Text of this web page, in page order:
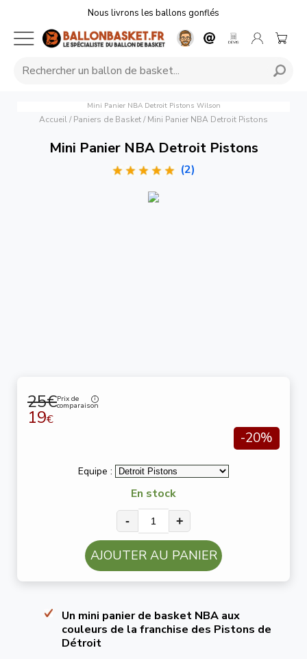
Nous livrons les ballons gonflés
Mini Panier NBA Detroit Pistons Wilson
Accueil/ Paniers de Basket/ Mini Panier NBA Detroit Pistons
Mini Panier NBA Detroit Pistons
(2)
25€Prix de
comparaison
19€
-20%
Equipe :
En stock
- +
AJOUTER AU PANIER
Un mini panier de basket NBA aux
couleurs de la franchise des Pistons de
Détroit